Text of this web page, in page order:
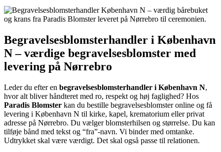
Begravelsesblomsterhandler i København
N – værdige begravelsesblomster med
levering på Nørrebro
Leder du efter en begravelsesblomsterhandler i København N,
hvor alt bliver håndteret med ro, respekt og høj faglighed? Hos
Paradis Blomster kan du bestille begravelsesblomster online og få
levering i København N til kirke, kapel, krematorium eller privat
adresse på Nørrebro. Du vælger blomsterhilsen og størrelse. Du kan
tilføje bånd med tekst og “fra”-navn. Vi binder med omtanke.
Udtrykket skal være værdigt. Det skal også passe til relationen.